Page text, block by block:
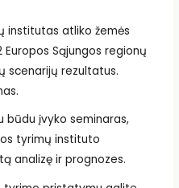
institutas atliko žemės
Sąjungos regionų
scenarijų rezultatus.
būdu įvyko seminaras,
tyrimų instituto
analizę ir prognozes.